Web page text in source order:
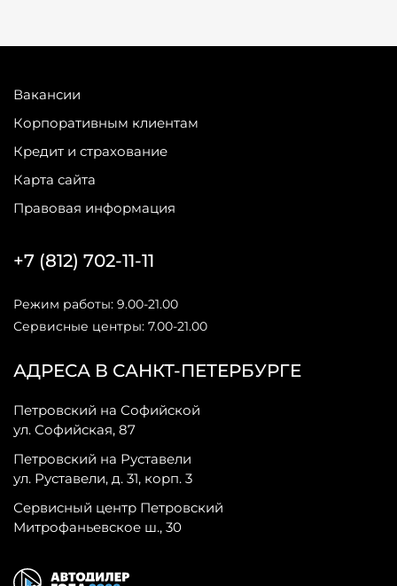
Вакансии
Корпоративным клиентам
Кредит и страхование
Карта сайта
Правовая информация
АДРЕСА В САНКТ-ПЕТЕРБУРГЕ
Петровский на Софийской
ул. Софийская, 87
Петровский на Руставели
ул. Руставели, д. 31, корп. 3
Сервисный центр Петровский
Митрофаньевское ш., 30
+7 (812) 702-11-11
Режим работы: 9.00-21.00
Сервисные центры: 7.00-21.00